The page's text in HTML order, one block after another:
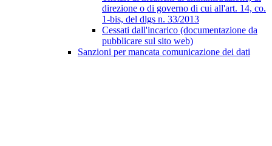
direzione o di governo di cui all'art. 14, co.
1-bis, del dlgs n. 33/2013
Cessati dall'incarico (documentazione da
pubblicare sul sito web)
Sanzioni per mancata comunicazione dei dati